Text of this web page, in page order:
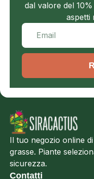
dal valore del
aspetti
Il tuo negozio online
grasse. Piante
sicurezza.
Contatti